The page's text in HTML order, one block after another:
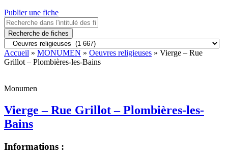
Publier une fiche
Recherche de fiches
Accueil » MONUMEN » Oeuvres religieuses » Vierge – Rue
Grillot – Plombières-les-Bains
Monumen
Vierge – Rue Grillot – Plombières-les-
Bains
Informations :